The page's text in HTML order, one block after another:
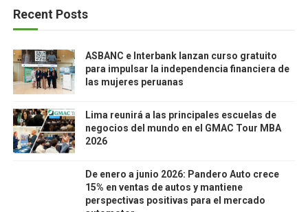
Recent Posts
ASBANC e Interbank lanzan curso gratuito
para impulsar la independencia financiera de
las mujeres peruanas
Lima reunirá a las principales escuelas de
negocios del mundo en el GMAC Tour MBA
2026
De enero a junio 2026: Pandero Auto crece
15% en ventas de autos y mantiene
perspectivas positivas para el mercado